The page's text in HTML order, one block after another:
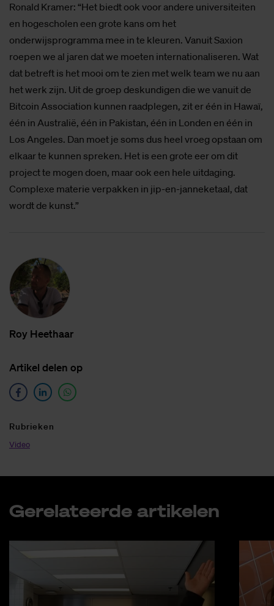
Ronald Kramer: “Het biedt ook voor andere universiteiten
en hogescholen een grote kans om het
onderwijsprogramma mee in te kleuren. Vanuit Saxion
roepen we al jaren dat we moeten internationaliseren. Wat
dat betreft is het mooi om te zien met welk team we nu aan
het werk zijn. Uit de groep deskundigen die we vanuit de
Bitcoin Association kunnen raadplegen, zit er één in Hawaï,
één in Australië, één in Pakistan, één in Londen en één in
Los Angeles. Dan moet je soms dus heel vroeg opstaan om
elkaar te kunnen spreken. Het is een grote eer om dit
project te mogen doen, maar ook een hele uitdaging.
Complexe materie verpakken in jip-en-janneketaal, dat
wordt de kunst.”
Roy Heet­haar
Ar­ti­kel de­len op
Ru­brie­ken
Video
Ge­re­la­teer­de ar­ti­ke­len